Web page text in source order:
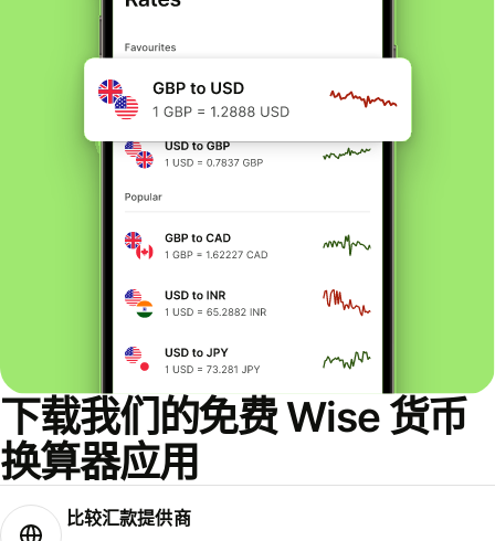
下载我们的免费 Wise 货币
换算器应用
比较汇款提供商